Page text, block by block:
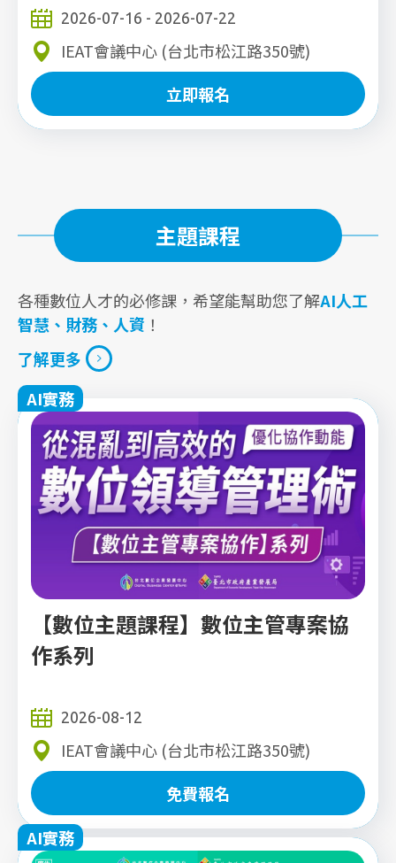
2026-07-16 - 2026-07-22
IEAT會議中心 (台北市松江路350號)
立即報名
主題課程
各種數位人才的必修課，希望能幫助您了解AI人工
智慧、財務、人資 ！
了解更多
了解更多
AI實務
【數位主題課程】數位主管專案協
作系列
2026-08-12
IEAT會議中心 (台北市松江路350號)
免費報名
免費報名
AI實務